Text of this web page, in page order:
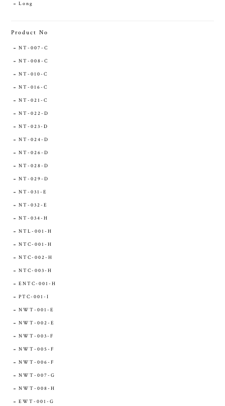
Long
Product No
NT-007-C
NT-008-C
NT-010-C
NT-016-C
NT-021-C
NT-022-D
NT-023-D
NT-024-D
NT-026-D
NT-028-D
NT-029-D
NT-031-E
NT-032-E
NT-034-H
NTL-001-H
NTC-001-H
NTC-002-H
NTC-003-H
ENTC-001-H
PTC-001-I
NWT-001-E
NWT-002-E
NWT-003-F
NWT-005-F
NWT-006-F
NWT-007-G
NWT-008-H
EWT-001-G